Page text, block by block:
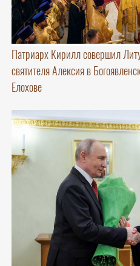
Патриарх Кирилл совершил
святителя Алексия в
Елохове